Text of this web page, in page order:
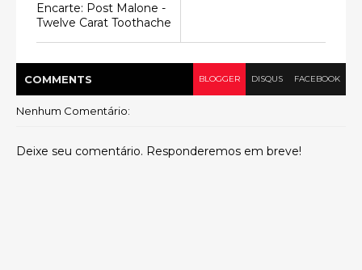
Encarte: Post Malone -
Twelve Carat Toothache
COMMENTS BLOGGER DISQUS FACEBOOK
Nenhum Comentário:
Deixe seu comentário. Responderemos em breve!